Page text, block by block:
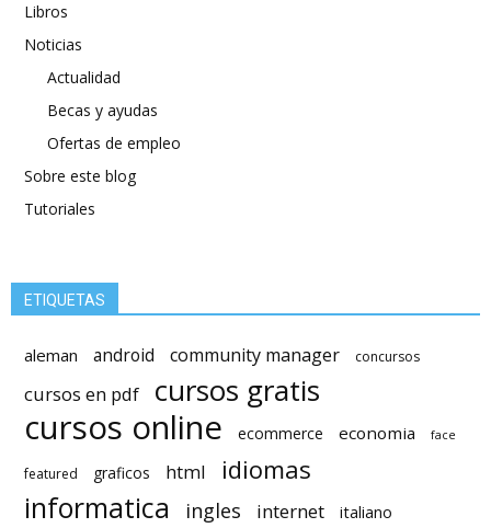
Libros
Noticias
Actualidad
Becas y ayudas
Ofertas de empleo
Sobre este blog
Tutoriales
ETIQUETAS
aleman android community manager concursos
cursos en pdf cursos gratis
cursos online ecommerce economia face
featured graficos html idiomas
informatica ingles internet italiano